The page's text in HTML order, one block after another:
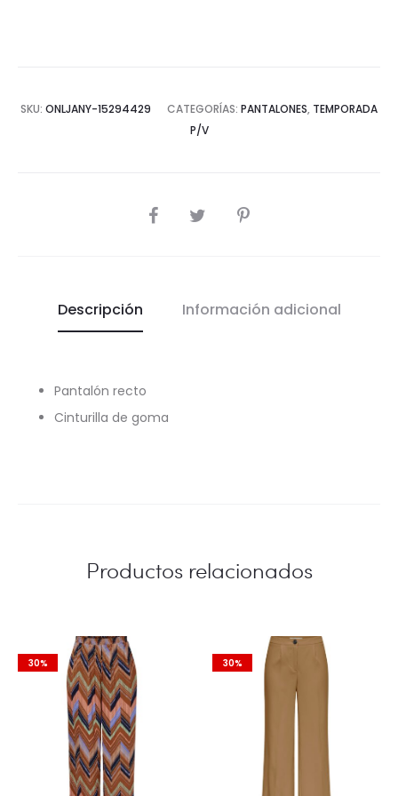
SKU: ONLJANY-15294429 CATEGORÍAS: PANTALONES, TEMPORADA
P/V
COMPARTIR
Descripción Información adicional
Pantalón recto
Cinturilla de goma
Productos relacionados
30% 30%